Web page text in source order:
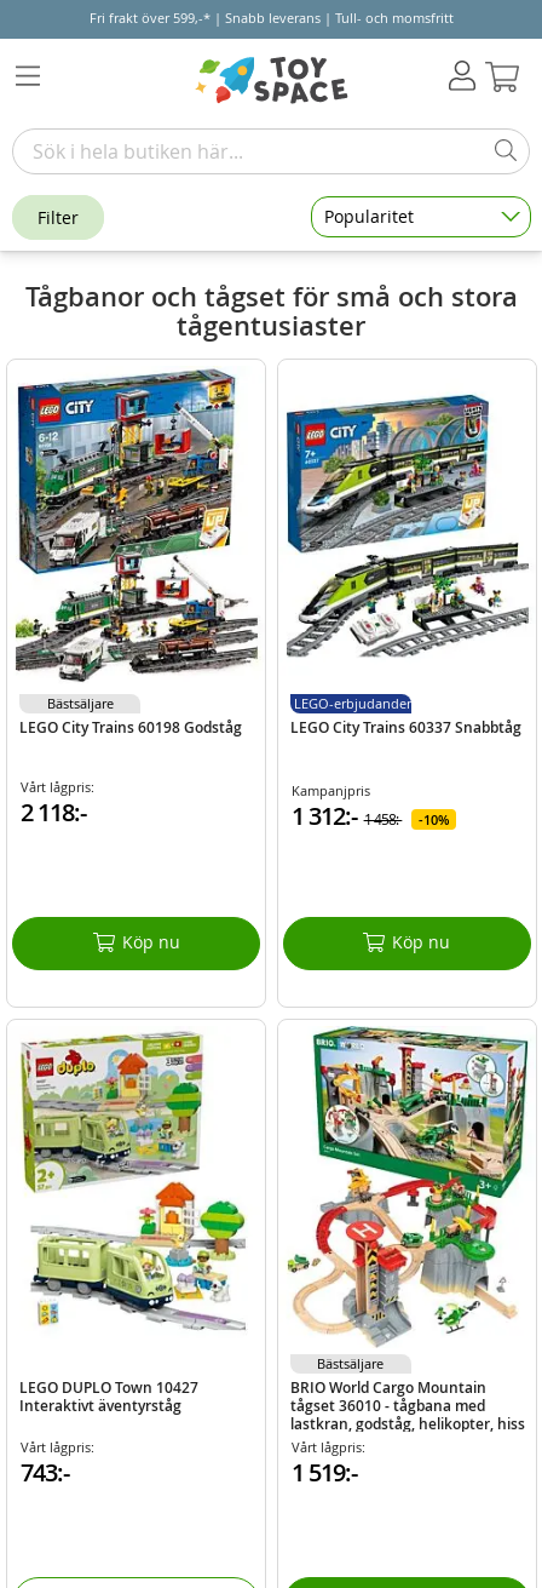
Fri frakt över 599,-* | Snabb leverans | Tull- och momsfritt
Tågbanor och tågset för små och stora
tågentusiaster
LEGO City Trains 60198 Godståg
Vårt lågpris:
2 118:-
Köp nu
Bästsäljare
LEGO City Trains 60337 Snabbtåg
Kampanjpris
1 312:- 1 458:- 10%
Köp nu
LEGO-erbjudanden
LEGO DUPLO Town 10427
Interaktivt äventyrståg
Vårt lågpris:
743:-
BRIO World Cargo Mountain
tågset 36010 - tågbana med
lastkran, godståg, helikopter, hiss
och mer
Vårt lågpris:
1 519:-
Bästsäljare
Filter Popularitet